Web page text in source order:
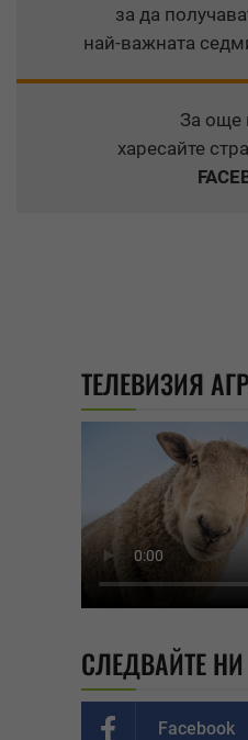
за да
най-важната
За още
харесайте
ТЕЛЕВИЗИЯ
СЛЕДВАЙТЕ НИ
Facebook